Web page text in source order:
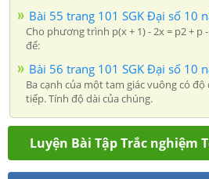
Bài 55 trang 101 SGK Đại số 10
Cho phương trình p(x + 1) - 2x = p2 + p
để:
Bài 56 trang 101 SGK Đại số 10
Ba cạnh của một tam giác vuông có
tiếp. Tính độ dài của chúng.
Luyện Bài Tập Trắc nghiệm